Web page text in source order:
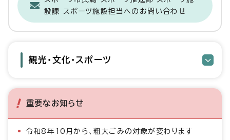
設課 スポーツ施設担当へのお問い合わせ
観光・文化・スポーツ
重要なお知らせ
令和8年10月から、粗大ごみの対象が変わります